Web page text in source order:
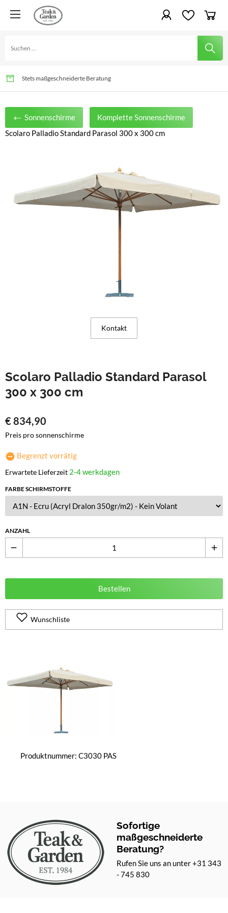
Gartenvergnügen für Generationen
Schnelle Lieferung und Montage möglich
Stets maßgeschneiderte Beratung
Sonnenschirme
Komplette Sonnenschirme
Scolaro Palladio Standard Parasol 300 x 300 cm
Kontakt
Scolaro Palladio Standard Parasol
300 x 300 cm
€834,90
Preis pro sonnenschirme
Begrenzt vorrätig
Erwartete Lieferzeit 2-4 werkdagen
FARBE SCHIRMSTOFFE
ANZAHL
remove add
Bestellen
Wunschliste
Produktnummer: C3030 PAS
Sofortige
maßgeschneiderte
Beratung?
Rufen Sie uns an unter +31 343
- 745 830